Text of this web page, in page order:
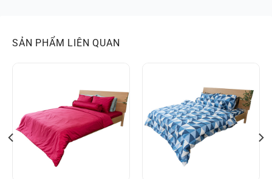
SẢN PHẨM LIÊN QUAN